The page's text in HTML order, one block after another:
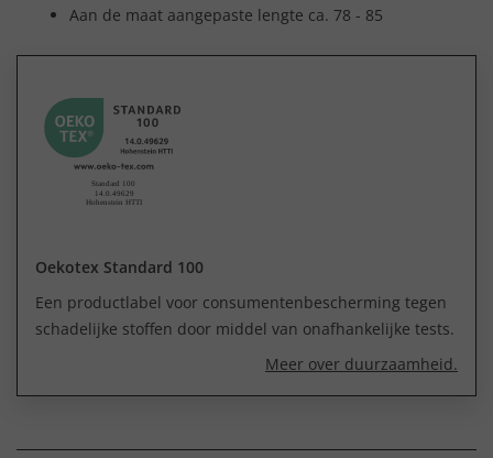
Aan de maat aangepaste lengte ca. 78 - 85
Oekotex Standard 100
Een productlabel voor consumentenbescherming tegen
schadelijke stoffen door middel van onafhankelijke tests.
Meer over duurzaamheid.